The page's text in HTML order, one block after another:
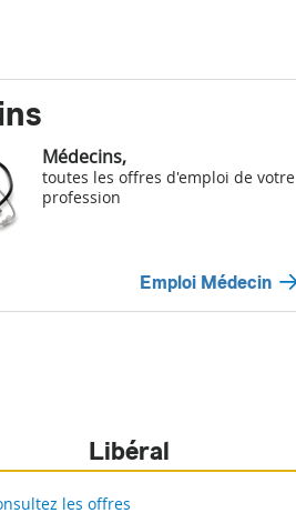
Médecins,
toutes les offres d'emploi de votre
profession
Emploi Médecin
Libéral
les offres